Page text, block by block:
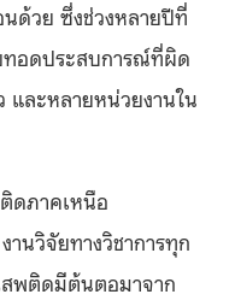
ด้วย ซึ่งช่วงหลายปีที่
ทอดประสบการณ์ที่ผิด
ละหลายหน่วยงานใน
ดภาคเหนือ
านวิจัยทางวิชาการทุก
สพติดมีต้นตอมาจาก